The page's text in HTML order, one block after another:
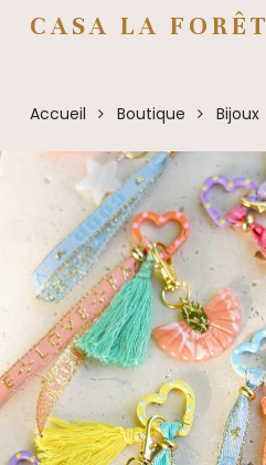
CASA LA FORÊT
Accueil Boutique Bijoux